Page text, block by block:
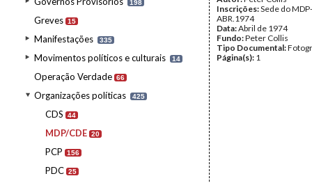
198
Greves 15
Manifestações 335
Movimentos políticos e culturais 14
Operação Verdade 66
Organizações políticas 425
CDS 44
MDP/CDE 20
PCP 156
PDC 25
Inscrições:Sede do
ABR.1974
Data:Abril de 1974
Fundo:Peter Collis
Tipo Documental:
Página(s): 1